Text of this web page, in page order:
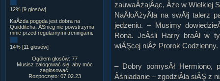
12% [9 głosów]
KaÂżda pogoda jest dobra na
Quidditcha. ÂŚnieg nie powstrzyma
mnie przed regularnymi treningami.
14% [11 głosów]
Ogółem głosów: 77
Musisz zalogować się, aby móc
zagłosować.
Rozpoczęto: 07.02.23
zauwaÂżajÂąc, Âże w Wielkiej
NaÂłoÂżyÂła na swĂłj talerz
jedzeniu. – Musimy
Rona. JeÂśli Harry braÂł w
wiĂŞcej niÂż Prorok Codzienny.
– Dobry pomysÂł Hermiono,
Âśniadanie – zgodziÂła siĂŞ z